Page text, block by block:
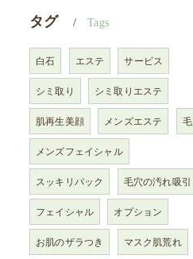
タグ Tags
白石 エステ サービス
シミ取り シミ取りエステ
肌再生美顔 メンズエステ
メンズフェイシャル
スッキリパック 毛穴の汚れ吸引
フェイシャル オプション
お肌のザラつき マスク肌荒れ